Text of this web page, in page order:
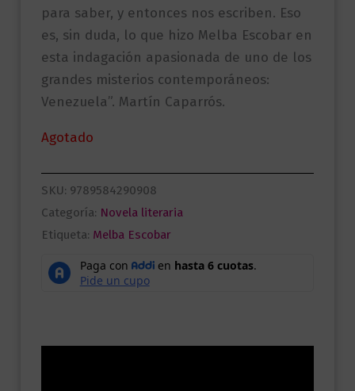
para saber, y entonces nos escriben. Eso
es, sin duda, lo que hizo Melba Escobar en
esta indagación apasionada de uno de los
grandes misterios contemporáneos:
Venezuela”. Martín Caparrós.
Agotado
SKU: 9789584290908
Categoría: Novela literaria
Etiqueta: Melba Escobar